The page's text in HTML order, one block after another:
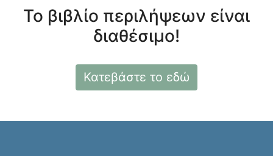
Το βιβλίο περιλήψεων είναι
διαθέσιμο!
Κατεβάστε το εδώ